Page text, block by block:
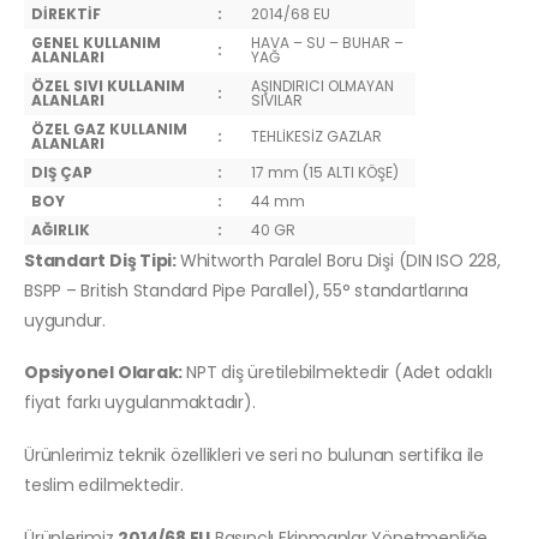
DİREKTİF
:
2014/68 EU
GENEL KULLANIM
ALANLARI : HAVA – SU – BUHAR –
YAĞ
ÖZEL SIVI KULLANIM
ALANLARI : AŞINDIRICI OLMAYAN
SIVILAR
ÖZEL GAZ KULLANIM
ALANLARI :
TEHLİKESİZ GAZLAR
DIŞ ÇAP
:
17 mm (15 ALTI KÖŞE)
BOY
:
44 mm
AĞIRLIK
: 40 GR
Standart Diş Tipi:Whitworth Paralel Boru Dişi (DIN ISO 228,
BSPP – British Standard Pipe Parallel), 55° standartlarına
uygundur.
Opsiyonel Olarak:NPT diş üretilebilmektedir (Adet odaklı
fiyat farkı uygulanmaktadır).
Ürünlerimiz teknik özellikleri ve seri no bulunan sertifika ile
teslim edilmektedir.